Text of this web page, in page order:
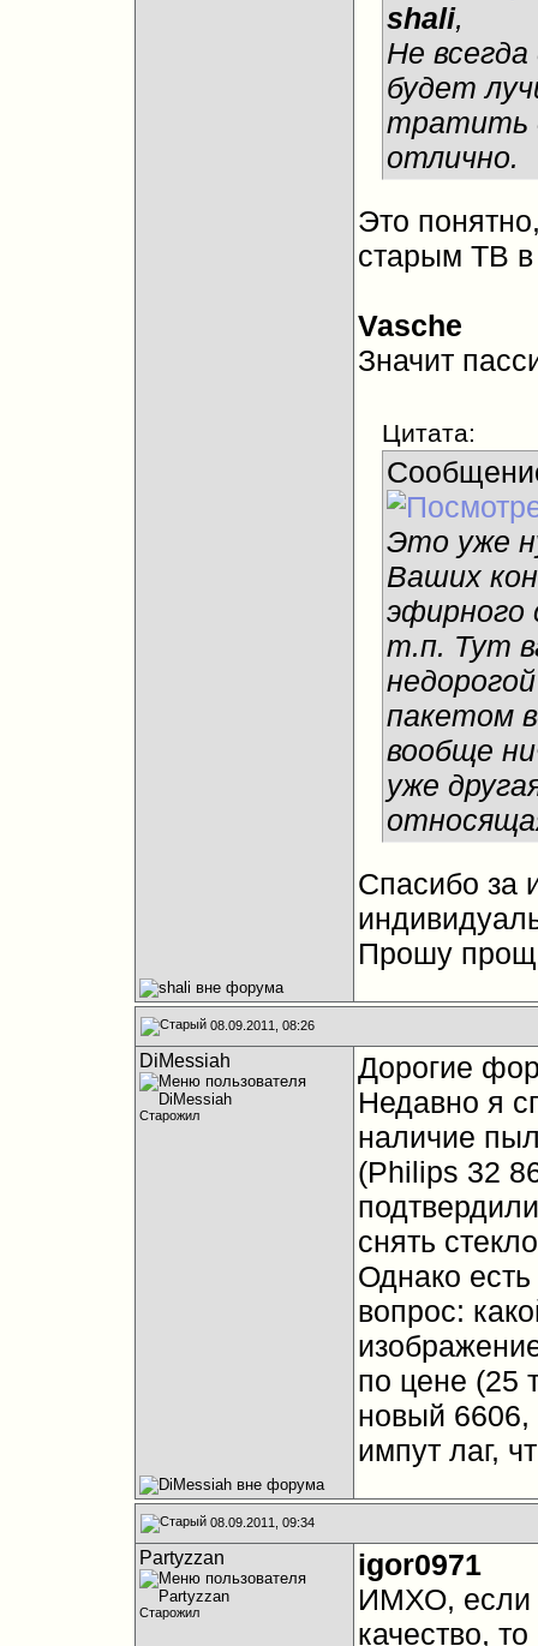
shali,
Не
будет
тратить
отлично.
Это
старым ТВ в
Vasche
Значит
Цитата:
Это уже
Ваших
эфирного
т.п. Тут
пакетом
вообще
уже
Спасибо за
Прошу
08.09.2011, 08:26
DiMessiah
Старожил
Дорогие
Недавно я
наличие
(Philips 32
снять
Однако
вопрос:
по цене (25
новый 6606,
импут лаг,
08.09.2011, 09:34
Partyzzan
Старожил
igor0971
ИМХО, если
качество, то